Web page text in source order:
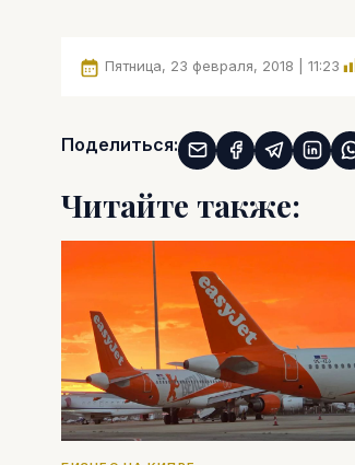
Пятница, 23 февраля, 2018 | 11:23
Поделиться:
Читайте также: